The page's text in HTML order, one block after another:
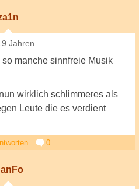
Jahren
manche sinnfreie Musik
wirklich schlimmeres als
Leute die es verdient
0